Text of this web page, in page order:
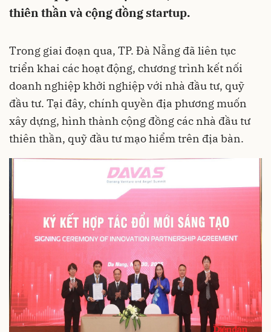
thiên thần và cộng đồng startup.
Trong giai đoạn qua, TP. Đà Nẵng đã liên tục
triển khai các hoạt động, chương trình kết nối
doanh nghiệp khởi nghiệp với nhà đầu tư, quỹ
đầu tư. Tại đây, chính quyền địa phương muốn
xây dựng, hình thành cộng đồng các nhà đầu tư
thiên thần, quỹ đầu tư mạo hiểm trên địa bàn.